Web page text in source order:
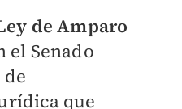
de Amparo
el Senado
que